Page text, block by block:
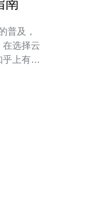
南
在选择云
上有很